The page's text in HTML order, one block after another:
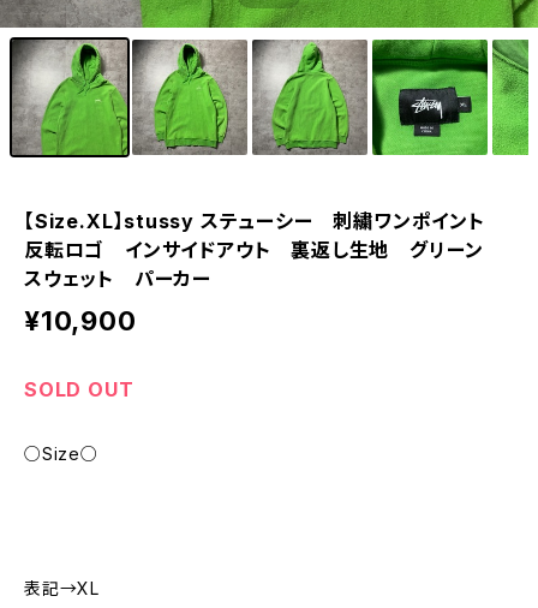
【Size.XL】stussy ステューシー 刺繍ワンポイント
反転ロゴ インサイドアウト 裏返し生地 グリーン
スウェット パーカー
¥10,900
SOLD OUT
○Size○
表記→XL